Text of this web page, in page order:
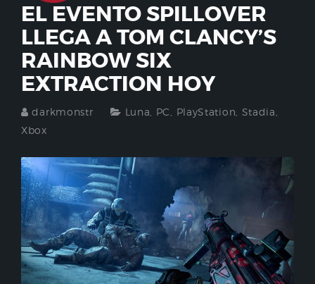
EL EVENTO SPILLOVER
LLEGA A TOM CLANCY’S
RAINBOW SIX
EXTRACTION HOY
darkmonstr Luna PC PlayStation Stadia
Xbox